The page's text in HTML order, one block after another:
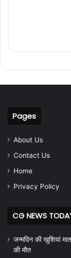
Pages
About Us
Contact Us
Home
Privacy Policy
CG NEWS
जन्मदिन की खुशियां
की मौत